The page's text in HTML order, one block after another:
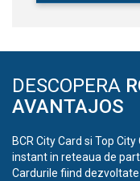
DESCOPERA
AVANTAJOS
BCR City Card si Top
instant in reteaua de
Cardurile fiind